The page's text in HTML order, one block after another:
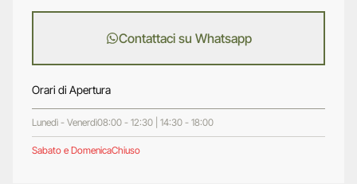
Contattaci su Whatsapp
Orari di Apertura
Lunedì - Venerdì08:00 - 12:30 | 14:30 - 18:00
Sabato e DomenicaChiuso